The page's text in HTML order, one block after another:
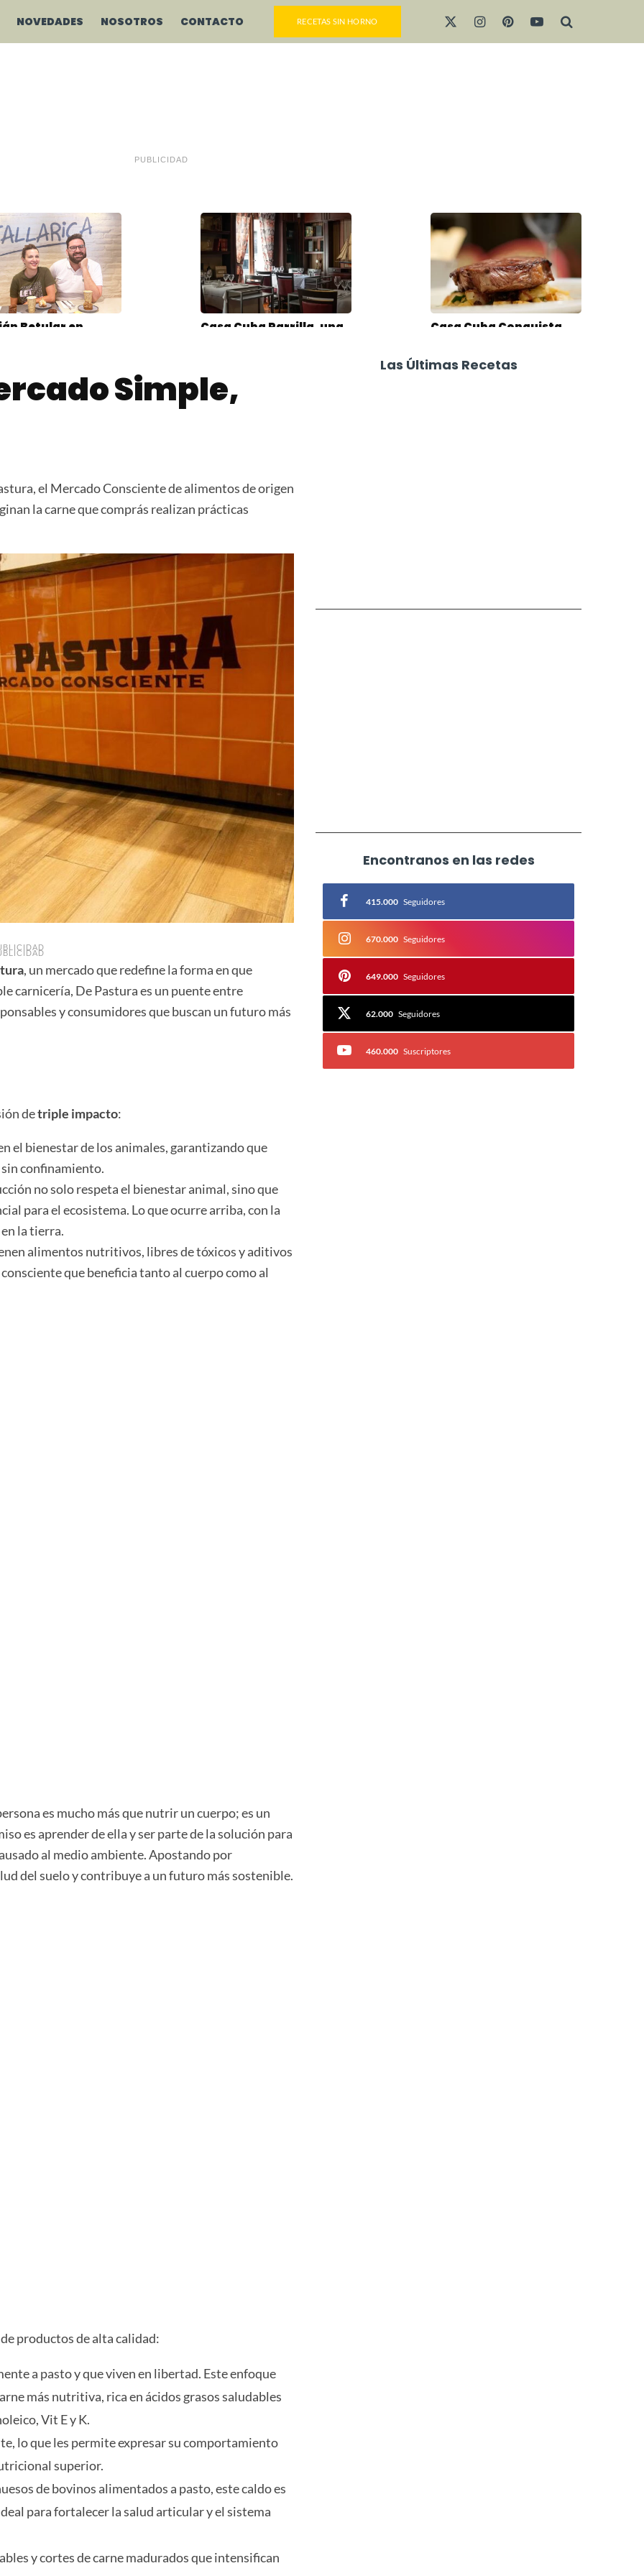
NOVEDADES NOSOTROS CONTACTO RECETAS SIN HORNO
PUBLICIDAD
Betular en
Casa Cuba Parrilla, una
Casa Cuba Conquista
Simple,
el Mercado Consciente de alimentos de origen
la carne que comprás realizan prácticas
, un mercado que redefine la forma en que
carnicería, De Pastura es un puente entre
y consumidores que buscan un futuro más
detriple impacto:
el bienestar de los animales, garantizando que
confinamiento.
no solo respeta el bienestar animal, sino que
para el ecosistema. Lo que ocurre arriba, con la
la tierra.
alimentos nutritivos, libres de tóxicos y aditivos
que beneficia tanto al cuerpo como al
es mucho más que nutrir un cuerpo; es un
es aprender de ella y ser parte de la solución para
al medio ambiente. Apostando por
del suelo y contribuye a un futuro más sostenible.
productos de alta calidad:
a pasto y que viven en libertad. Este enfoque
más nutritiva, rica en ácidos grasos saludables
Vit E y K.
lo que les permite expresar su comportamiento
superior.
de bovinos alimentados a pasto, este caldo es
para fortalecer la salud articular y el sistema
y cortes de carne madurados que intensifican
Las Últimas Recetas
Encontranos en las redes
415.000 Seguidores
670.000 Seguidores
649.000 Seguidores
62.000 Seguidores
460.000 Suscriptores